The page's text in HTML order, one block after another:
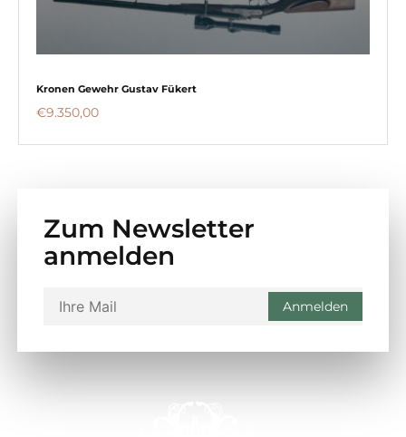
Kronen Gewehr Gustav Fükert
€9.350,00
Zum Newsletter
anmelden